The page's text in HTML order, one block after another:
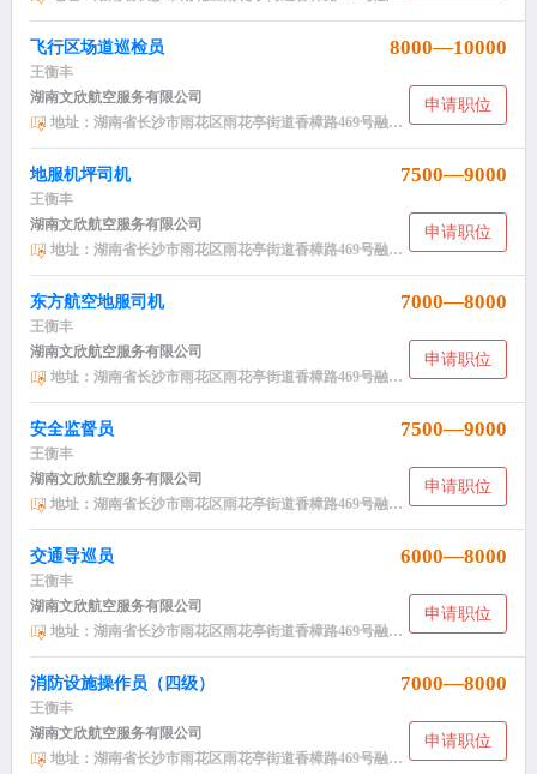
飞行区场道巡检员 8000—10000
王衡丰
申请职位
湖南文欣航空服务有限公司
地址：湖南省长沙市雨花区雨花亭街道香樟路469号融科东南海小区NH2栋2406
地服机坪司机 7500—9000
王衡丰
申请职位
湖南文欣航空服务有限公司
地址：湖南省长沙市雨花区雨花亭街道香樟路469号融科东南海小区NH2栋2406
东方航空地服司机 7000—8000
王衡丰
申请职位
湖南文欣航空服务有限公司
地址：湖南省长沙市雨花区雨花亭街道香樟路469号融科东南海小区NH2栋2406
安全监督员 7500—9000
王衡丰
申请职位
湖南文欣航空服务有限公司
地址：湖南省长沙市雨花区雨花亭街道香樟路469号融科东南海小区NH2栋2406
交通导巡员 6000—8000
王衡丰
申请职位
湖南文欣航空服务有限公司
地址：湖南省长沙市雨花区雨花亭街道香樟路469号融科东南海小区NH2栋2406
消防设施操作员（四级） 7000—8000
王衡丰
申请职位
湖南文欣航空服务有限公司
地址：湖南省长沙市雨花区雨花亭街道香樟路469号融科东南海小区NH2栋2406